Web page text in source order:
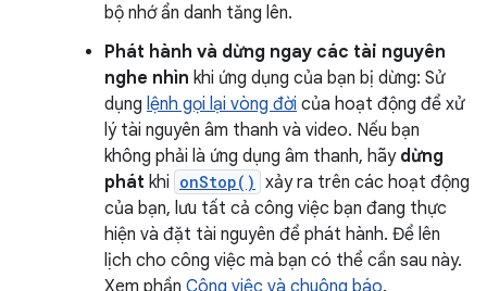
bộ nhớ ẩn danh tăng lên.
Phát hành và dừng ngay các tài nguyên
nghe nhìn khi ứng dụng của bạn bị dừng: Sử
dụng lệnh gọi lại vòng đời của hoạt động để xử
lý tài nguyên âm thanh và video. Nếu bạn
không phải là ứng dụng âm thanh, hãy dừng
phát khi onStop() xảy ra trên các hoạt động
của bạn, lưu tất cả công việc bạn đang thực
hiện và đặt tài nguyên để phát hành. Để lên
lịch cho công việc mà bạn có thể cần sau này.